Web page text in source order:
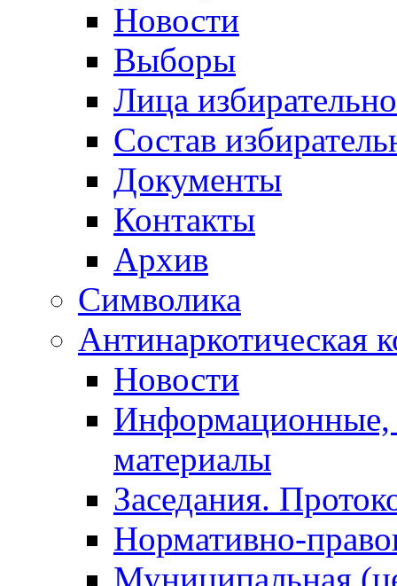
Новости
Выборы
Лица
Состав
Документы
Контакты
Архив
Символика
Антинаркотическая
Новости
Информационные,
материалы
Заседания.
Нормативно-